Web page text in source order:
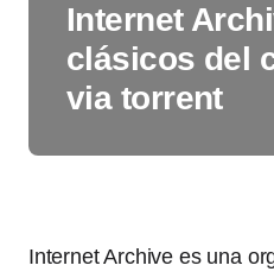
Internet
clásicos del
via torrent
Internet Archive es una